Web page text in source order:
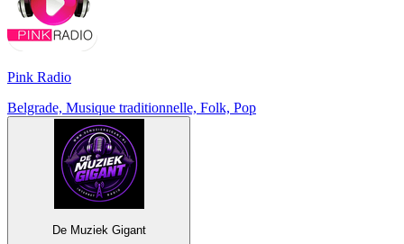
Pink Radio
Belgrade, Musique traditionnelle, Folk, Pop
De Muziek Gigant